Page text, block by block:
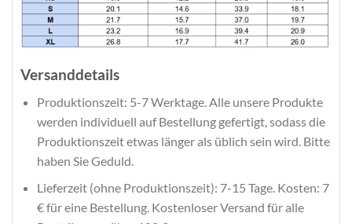
Versanddetails
Produktionszeit: 5-7 Werktage. Alle unsere Produkte
werden individuell auf Bestellung gefertigt, sodass die
Produktionszeit etwas länger als üblich sein wird. Bitte
haben Sie Geduld.
Lieferzeit (ohne Produktionszeit): 7-15 Tage. Kosten: 7
€ für eine Bestellung. Kostenloser Versand für alle